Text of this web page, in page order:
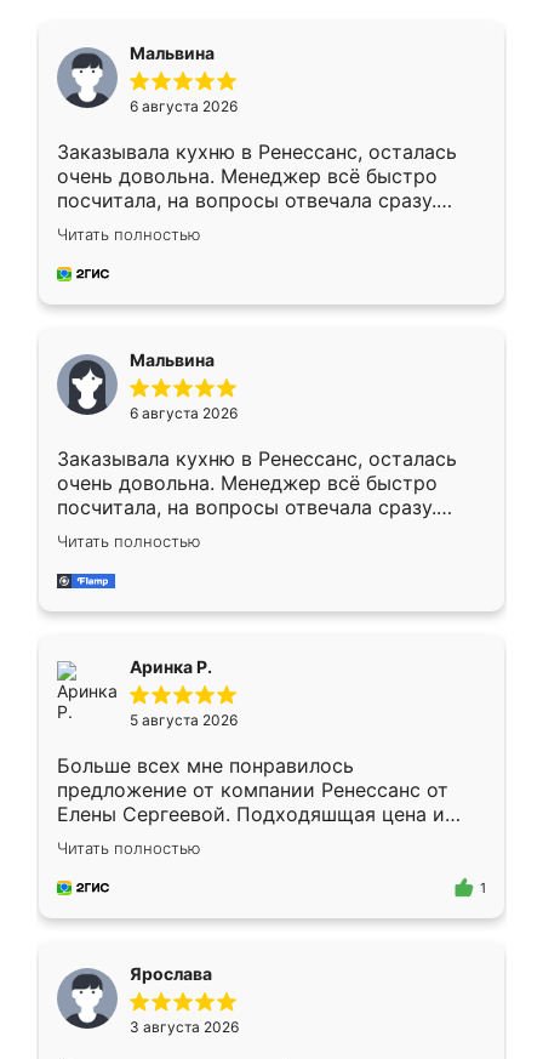
Мальвина
6 августа 2026
Заказывала кухню в Ренессанс, осталась
очень довольна. Менеджер всё быстро
посчитала, на вопросы отвечала сразу.
Замерщик приехал в субботу, подошёл к
делу со всей ответственностью. Собрали
за день, ребята работали аккуратно, даже
Читать полностью
Мальвина
6 августа 2026
Заказывала кухню в Ренессанс, осталась
очень довольна. Менеджер всё быстро
посчитала, на вопросы отвечала сразу.
Замерщик приехал в субботу, подошёл к
делу со всей ответственностью. Собрали
за день, ребята работали аккуратно, даже
Читать полностью
Аринка Р.
5 августа 2026
Больше всех мне понравилось
предложение от компании Ренессанс от
Елены Сергеевой. Подходяшщая цена и
короткие сроки изготовления. Приехавший
для замера сотрудник Владислав
предложил по моему эскизу самый
Читать полностью
1
Ярослава
3 августа 2026